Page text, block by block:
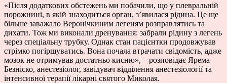
«Після додаткових обстежень ми побачили, що у плевральній
порожнині, в якій знаходиться орган, зʼявилася рідина. Це ще
більше заважало Веронічкиним легеням розправлятись та
дихати. Тож ми виконали дренування: забрали рідину з легень
через спеціальну трубку. Однак стан пацієнтки продовжував
стрімко погіршуватись. Вона почала втрачати свідомість, адже
мозок не отримував достатньо кисню», – розповідає Ярема
Безніско, анестезіолог, завідувач відділення анестезіології та
інтенсивної терапії лікарні святого Миколая.